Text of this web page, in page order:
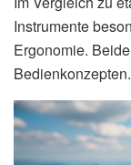
Instrumente
Ergonomie.
Bedienkonzepten.